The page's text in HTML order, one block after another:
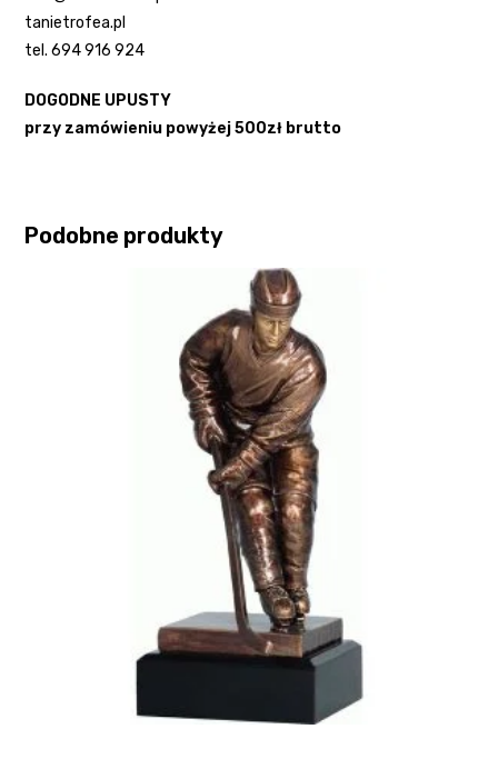
tanietrofea.pl
tel. 694 916 924
DOGODNE UPUSTY
przy zamówieniu powyżej 500zł brutto
Podobne produkty